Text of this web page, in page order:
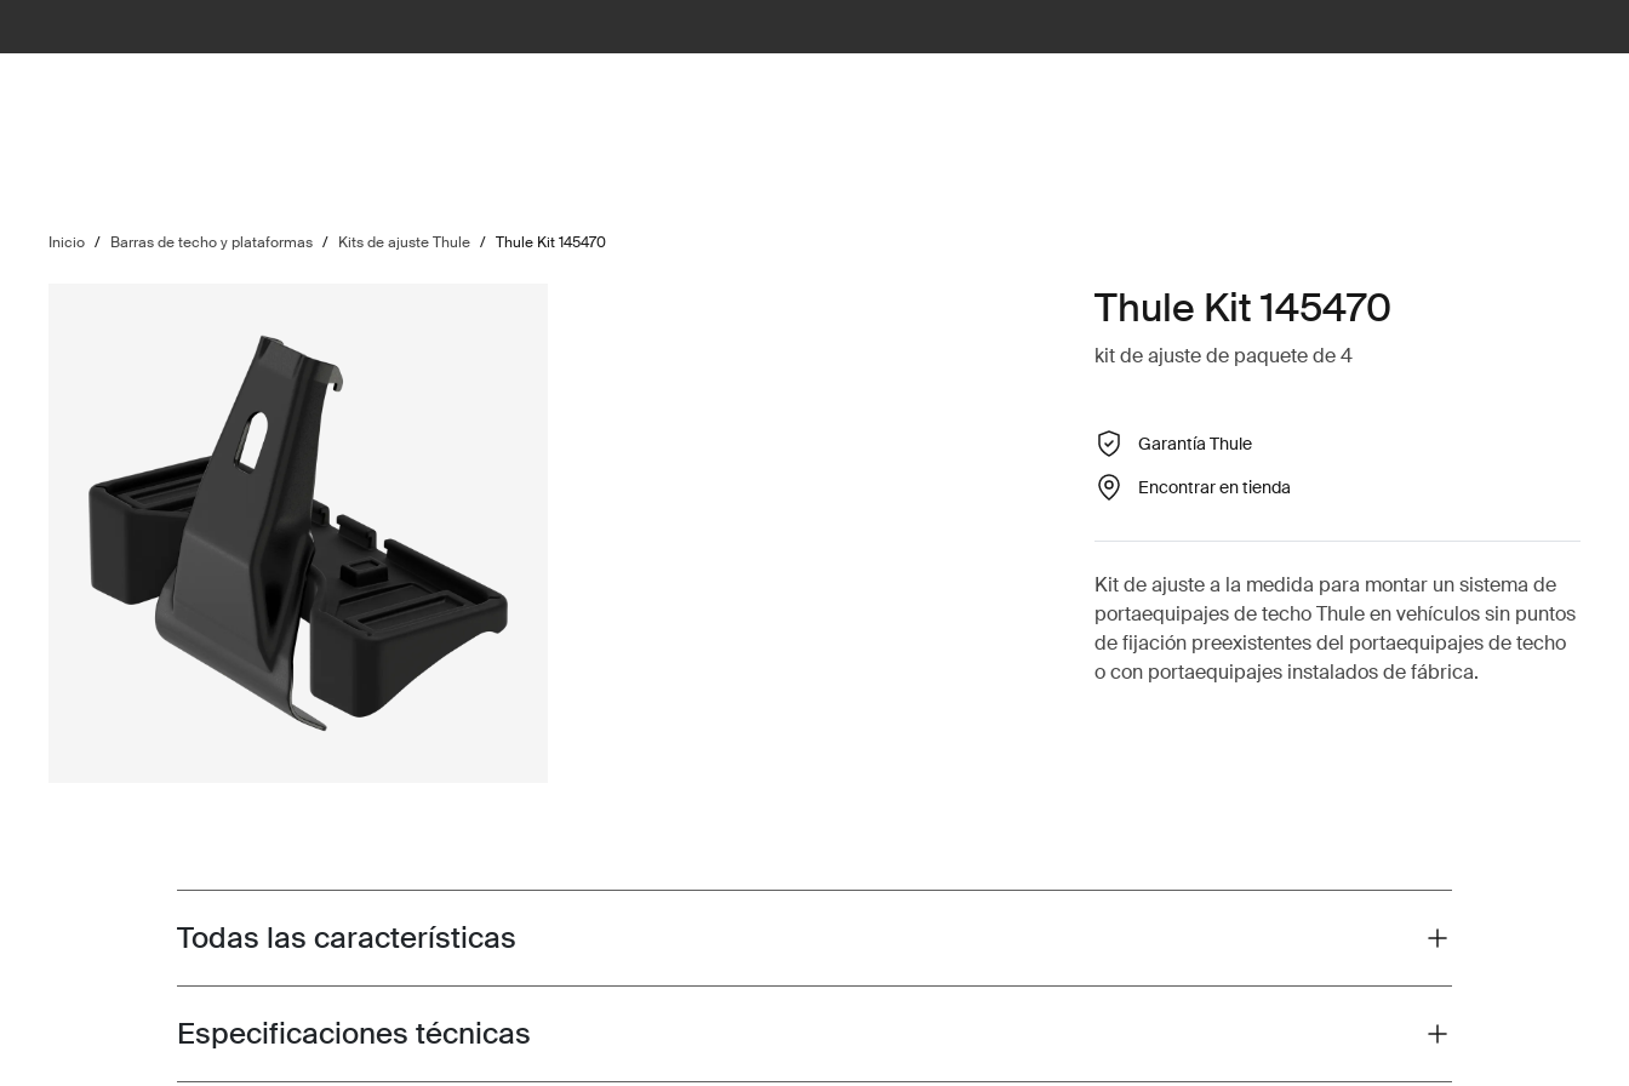
Inicio / Barras de techo y plataformas / Kits de ajuste Thule / Thule Kit 145470
Thule Kit 145470
kit de ajuste de paquete de 4
Garantía Thule
Encontrar en tienda
Kit de ajuste a la medida para montar un sistema de
portaequipajes de techo Thule en vehículos sin puntos
de fijación preexistentes del portaequipajes de techo
o con portaequipajes instalados de fábrica.
Toggle features
Todas las características
Toggle techspec
Especificaciones técnicas